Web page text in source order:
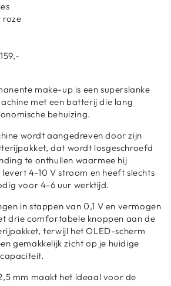
roze
make-up is een superslanke
met een batterij die lang
behuizing.
wordt aangedreven door zijn
dat wordt losgeschroefd
te onthullen waarmee hij
4-10 V stroom en heeft slechts
voor 4-6 uur werktijd.
in stappen van 0,1 V en vermogen
drie comfortabele knoppen aan de
terwijl het OLED-scherm
gemakkelijk zicht op je huidige
mm maakt het ideaal voor de